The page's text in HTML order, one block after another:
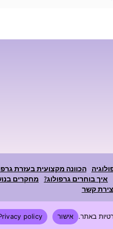
הכוונה מקצועית בעזרת
איך בוחרים גרפולוג?
מחקרים
קשר
אישור policy